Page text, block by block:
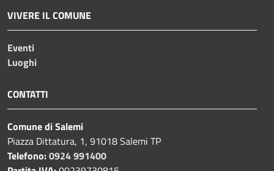
VIVERE IL COMUNE
Eventi
Luoghi
CONTATTI
Comune di Salemi
Piazza Dittatura, 1, 91018 Salemi TP
Telefono:0924 991400